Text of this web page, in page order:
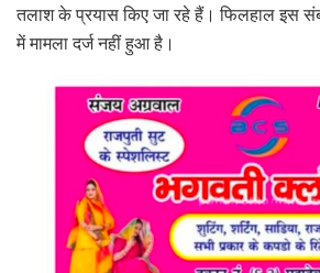
तलाश के प्रयास किए जा रहे हैं। फिलहाल इस
में मामला दर्ज नहीं हुआ है।